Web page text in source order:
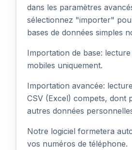
dans les paramètres
sélectionnez "importer"
bases de données simples
Importation de base:
mobiles uniquement.
Importation avancée:
CSV (Excel) compets, dont
autres données
Notre logiciel formetera
vos numéros de téléphone.